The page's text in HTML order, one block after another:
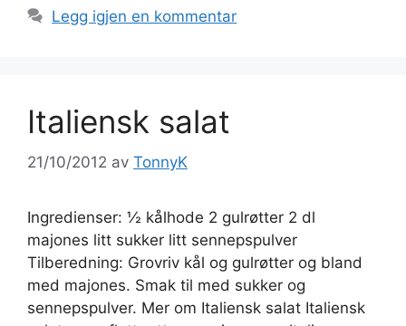
Legg igjen en kommentar
Italiensk salat
21/10/2012 av TonnyK
Ingredienser: ½ kålhode 2 gulrøtter 2 dl
majones litt sukker litt sennepspulver
Tilberedning: Grovriv kål og gulrøtter og bland
med majones. Smak til med sukker og
sennepspulver. Mer om Italiensk salat Italiensk